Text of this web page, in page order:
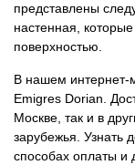
представлены
настенная,
поверхностью.
В нашем интернет-
Emigres Dorian.
Москве, так и в
зарубежья. Узнать
способах оплаты и